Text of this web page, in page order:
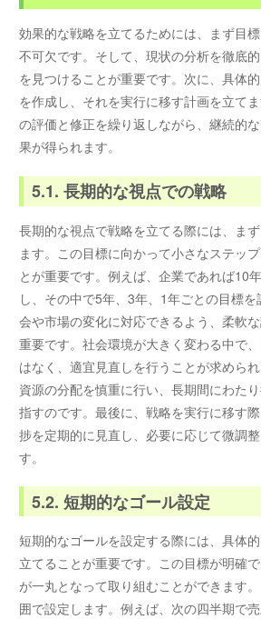
効果的な戦略を立てるためには、まず目
不可欠です。そして、現状の分析を徹底
を見つけることが重要です。次に、具体
を作成し、それを実行に移す計画を立て
の評価と修正を繰り返しながら、継続的
果が得られます。
5.1. 長期的な視点での戦略
長期的な視点で戦略を立てる際には、ま
ます。この目標に向かって小さなステッ
とが重要です。例えば、企業であれば10
し、その中で5年、3年、1年ごとの目標
会や市場の変化に対応できるよう、柔軟
重要です。社会環境が大きく変わる中で
はなく、適宜見直しを行うことが求めら
資源の分配を慎重に行い、長期間にわた
指すのです。最後に、戦略を実行に移す
捗を定期的に見直し、必要に応じて微調
す。
5.2. 短期的なゴール設定
短期的なゴールを設定する際には、具体
立てることが重要です。この目標が明確
が一丸となって取り組むことができます
囲で設定します。例えば、次の四半期で